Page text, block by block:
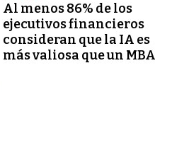
Al menos 86% de los
ejecutivos financieros
consideran que la IA es
más valiosa que un MBA